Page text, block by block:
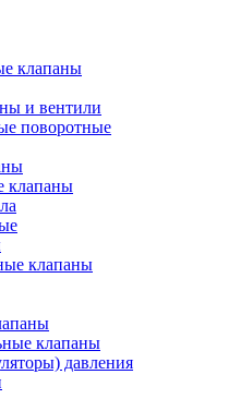
клапаны
и вентили
поворотные
клапаны
клапаны
клапаны
давления